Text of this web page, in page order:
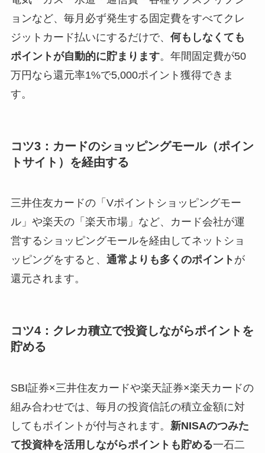
ョンなど、毎月必ず発生する固定費をすべてクレ
ジットカード払いにするだけで、 何もしなくても
ポイントが自動的に貯まります。年間固定費が50
万円なら還元率1%で5,000ポイント獲得できま
す。
コツ3：カードのショッピングモール（ポイン
トサイト）を経由する
三井住友カードの「Vポイントショッピングモー
ル」や楽天の「楽天市場」など、カード会社が運
営するショッピングモールを経由してネットショ
ッピングをすると、 通常よりも多くのポイント が
還元されます。
コツ4：クレカ積立で投資しながらポイントを
貯める
SBI証券×三井住友カードや楽天証券×楽天カードの
組み合わせでは、毎月の投資信託の積立金額に対
してもポイントが付与されます。 新NISAのつみた
て投資枠を活用しながらポイントも貯める一石二